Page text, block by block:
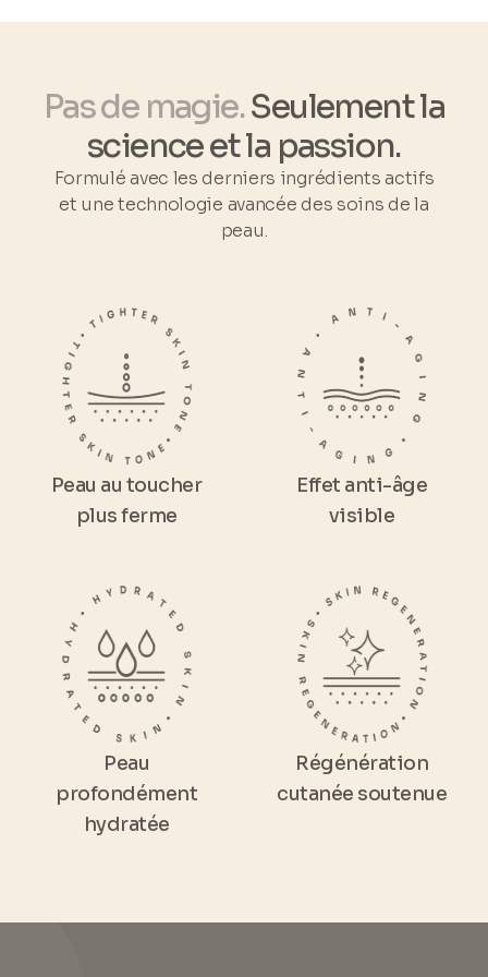
Pas de magie.Seulement la
science et la passion.
Formulé avec les derniers ingrédients actifs
et une technologie avancée des soins de la
peau.
Peau au toucher
plus ferme
Effet anti-âge
visible
Peau
profondément
hydratée
Régénération
cutanée soutenue